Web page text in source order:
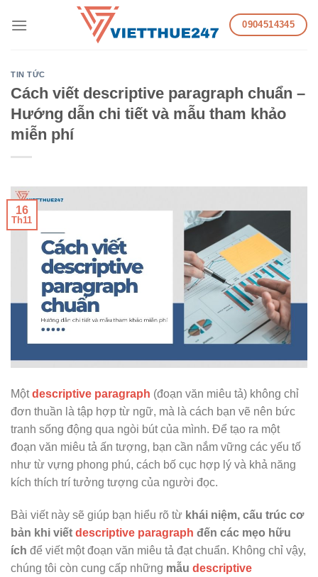
0904514345
TIN TỨC
Cách viết descriptive paragraph chuẩn –
Hướng dẫn chi tiết và mẫu tham khảo
miễn phí
16
Th11
Mộtdescriptive paragraph (đoạn văn miêu tả) không chỉ
đơn thuần là tập hợp từ ngữ, mà là cách bạn vẽ nên bức
tranh sống động qua ngòi bút của mình. Để tạo ra một
đoạn văn miêu tả ấn tượng, bạn cần nắm vững các yếu tố
như từ vựng phong phú, cách bố cục hợp lý và khả năng
kích thích trí tưởng tượng của người đọc.
Bài viết này sẽ giúp bạn hiểu rõ từ khái niệm, cấu trúc cơ
bản khi viết descriptive paragraph đến các mẹo hữu
ích để viết một đoạn văn miêu tả đạt chuẩn. Không chỉ vậy,
chúng tôi còn cung cấp những mẫu descriptive